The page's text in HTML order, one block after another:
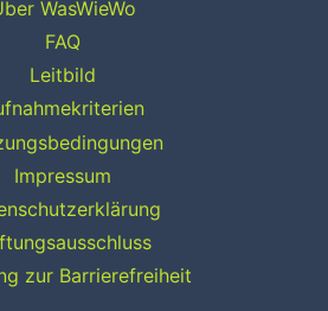
WasWieWo
FAQ
Leitbild
Impressum
zur Barrierefreiheit